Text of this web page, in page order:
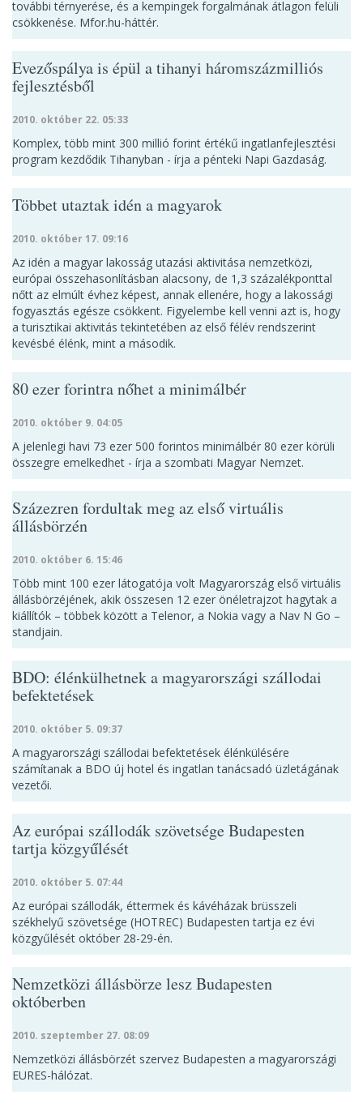
további térnyerése, és a kempingek forgalmának átlagon felüli
csökkenése. Mfor.hu-háttér.
Evezőspálya is épül a tihanyi háromszázmilliós
fejlesztésből
2010. október 22. 05:33
Komplex, több mint 300 millió forint értékű ingatlanfejlesztési
program kezdődik Tihanyban - írja a pénteki Napi Gazdaság.
Többet utaztak idén a magyarok
2010. október 17. 09:16
Az idén a magyar lakosság utazási aktivitása nemzetközi,
európai összehasonlításban alacsony, de 1,3 százalékponttal
nőtt az elmúlt évhez képest, annak ellenére, hogy a lakossági
fogyasztás egésze csökkent. Figyelembe kell venni azt is, hogy
a turisztikai aktivitás tekintetében az első félév rendszerint
kevésbé élénk, mint a második.
80 ezer forintra nőhet a minimálbér
2010. október 9. 04:05
A jelenlegi havi 73 ezer 500 forintos minimálbér 80 ezer körüli
összegre emelkedhet - írja a szombati Magyar Nemzet.
Százezren fordultak meg az első virtuális
állásbörzén
2010. október 6. 15:46
Több mint 100 ezer látogatója volt Magyarország első virtuális
állásbörzéjének, akik összesen 12 ezer önéletrajzot hagytak a
kiállítók – többek között a Telenor, a Nokia vagy a Nav N Go –
standjain.
BDO: élénkülhetnek a magyarországi szállodai
befektetések
2010. október 5. 09:37
A magyarországi szállodai befektetések élénkülésére
számítanak a BDO új hotel és ingatlan tanácsadó üzletágának
vezetői.
Az európai szállodák szövetsége Budapesten
tartja közgyűlését
2010. október 5. 07:44
Az európai szállodák, éttermek és kávéházak brüsszeli
székhelyű szövetsége (HOTREC) Budapesten tartja ez évi
közgyűlését október 28-29-én.
Nemzetközi állásbörze lesz Budapesten
októberben
2010. szeptember 27. 08:09
Nemzetközi állásbörzét szervez Budapesten a magyarországi
EURES-hálózat.